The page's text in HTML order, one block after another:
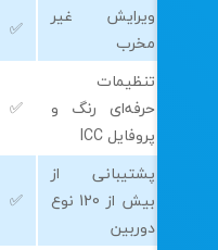
ویرایش غیر
✅
حرفه‌ای رنگ و
✅
پشتیبانی از
بیش از 120 نوع
✅